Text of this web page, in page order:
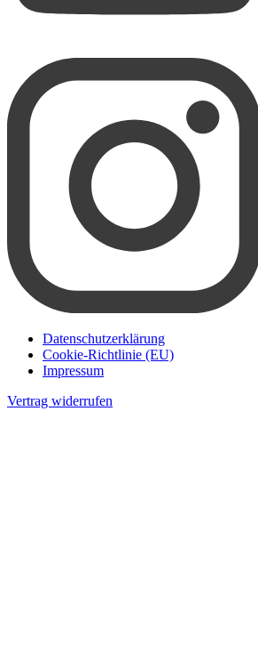
Datenschutzerklärung
Cookie-Richtlinie (EU)
Impressum
Vertrag widerrufen